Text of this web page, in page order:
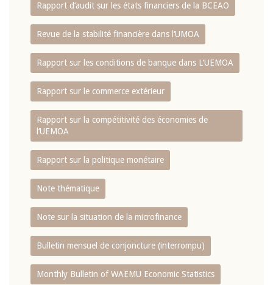
Rapport d‘audit sur les états financiers de la BCEAO
Revue de la stabilité financière dans l‘UMOA
Rapport sur les conditions de banque dans L‘UEMOA
Rapport sur le commerce extérieur
Rapport sur la compétitivité des économies de
l‘UEMOA
Rapport sur la politique monétaire
Note thématique
Note sur la situation de la microfinance
Bulletin mensuel de conjoncture (interrompu)
Monthly Bulletin of WAEMU Economic Statistics